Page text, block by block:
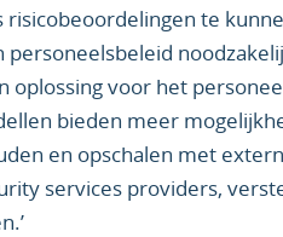
te
oplossing voor het
bieden meer
en opschalen met
services providers,